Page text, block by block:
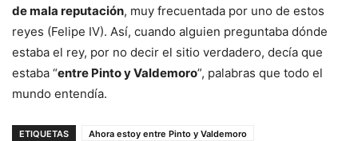
de mala reputación, muy frecuentada por uno de estos
reyes (Felipe IV). Así, cuando alguien preguntaba dónde
estaba el rey, por no decir el sitio verdadero, decía que
estaba “entre Pinto y Valdemoro”, palabras que todo el
mundo entendía.
ETIQUETAS
Ahora estoy entre Pinto y Valdemoro